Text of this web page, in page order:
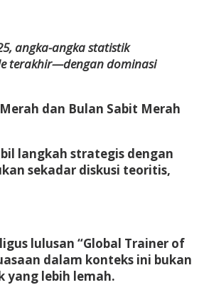
angka-angka statistik
terakhir—dengan dominasi
dan Bulan Sabit Merah
langkah strategis dengan
sekadar diskusi teoritis,
lulusan “Global Trainer of
dalam konteks ini bukan
yang lebih lemah.